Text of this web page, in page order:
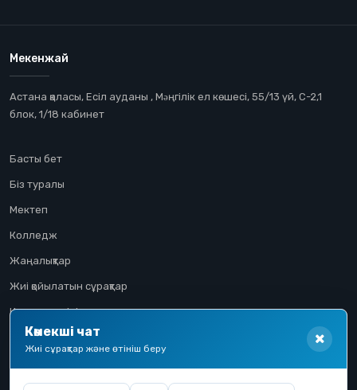
Мекенжай
Астана қаласы, Есіл ауданы , Мəңгілік ел көшесі, 55/13 үй, С-2,1
блок, 1/18 кабинет
Басты бет
Біз туралы
Мектеп
Колледж
Жаңалықтар
Жиі қойылатын сұрақтар
Конкурстық іріктеу
Үміткер жолы
Көмекші чат
Жиі сұрақтар және өтініш беру